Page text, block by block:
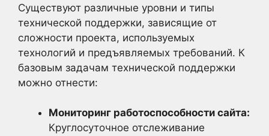
Существуют различные уровни и типы
технической поддержки, зависящие от
сложности проекта, используемых
технологий и предъявляемых требований. К
базовым задачам технической поддержки
можно отнести:
Мониторинг работоспособности сайта:
Круглосуточное отслеживание